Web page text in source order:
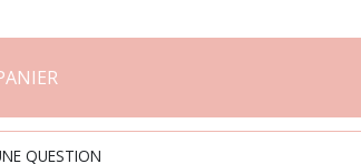
QUESTION